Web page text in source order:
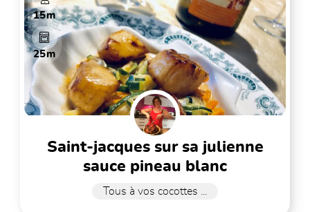
15m
25m
saint-jacques sur sa julienne
sauce pineau blanc
Tous à vos cocottes ...